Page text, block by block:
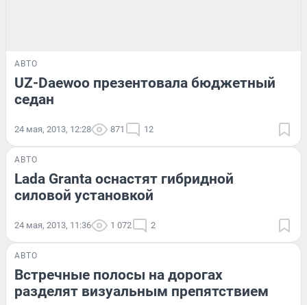
АВТО
UZ-Daewoo презентовала бюджетный
седан
24 мая, 2013, 12:28 871 12
АВТО
Lada Granta оснастят гибридной
силовой установкой
24 мая, 2013, 11:36 1 072 2
АВТО
Встречные полосы на дорогах
разделят визуальным препятствием